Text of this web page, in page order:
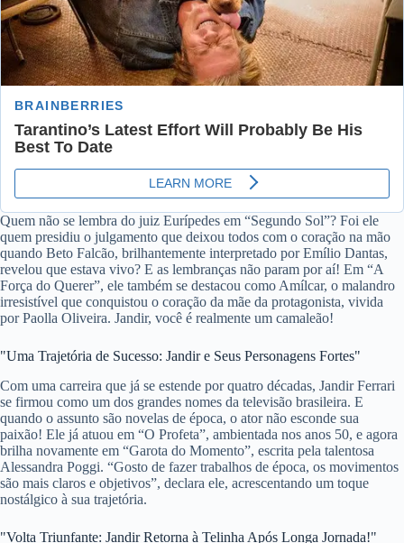
Quem não se lembra do juiz Eurípedes em “Segundo Sol”? Foi ele
quem presidiu o julgamento que deixou todos com o coração na mão
quando Beto Falcão, brilhantemente interpretado por Emílio Dantas,
revelou que estava vivo? E as lembranças não param por aí! Em “A
Força do Querer”, ele também se destacou como Amílcar, o malandro
irresistível que conquistou o coração da mãe da protagonista, vivida
por Paolla Oliveira. Jandir, você é realmente um camaleão!
"Uma Trajetória de Sucesso: Jandir e Seus Personagens Fortes"
Com uma carreira que já se estende por quatro décadas, Jandir Ferrari
se firmou como um dos grandes nomes da televisão brasileira. E
quando o assunto são novelas de época, o ator não esconde sua
paixão! Ele já atuou em “O Profeta”, ambientada nos anos 50, e agora
brilha novamente em “Garota do Momento”, escrita pela talentosa
Alessandra Poggi. “Gosto de fazer trabalhos de época, os movimentos
são mais claros e objetivos”, declara ele, acrescentando um toque
nostálgico à sua trajetória.
"Volta Triunfante: Jandir Retorna à Telinha Após Longa Jornada!"